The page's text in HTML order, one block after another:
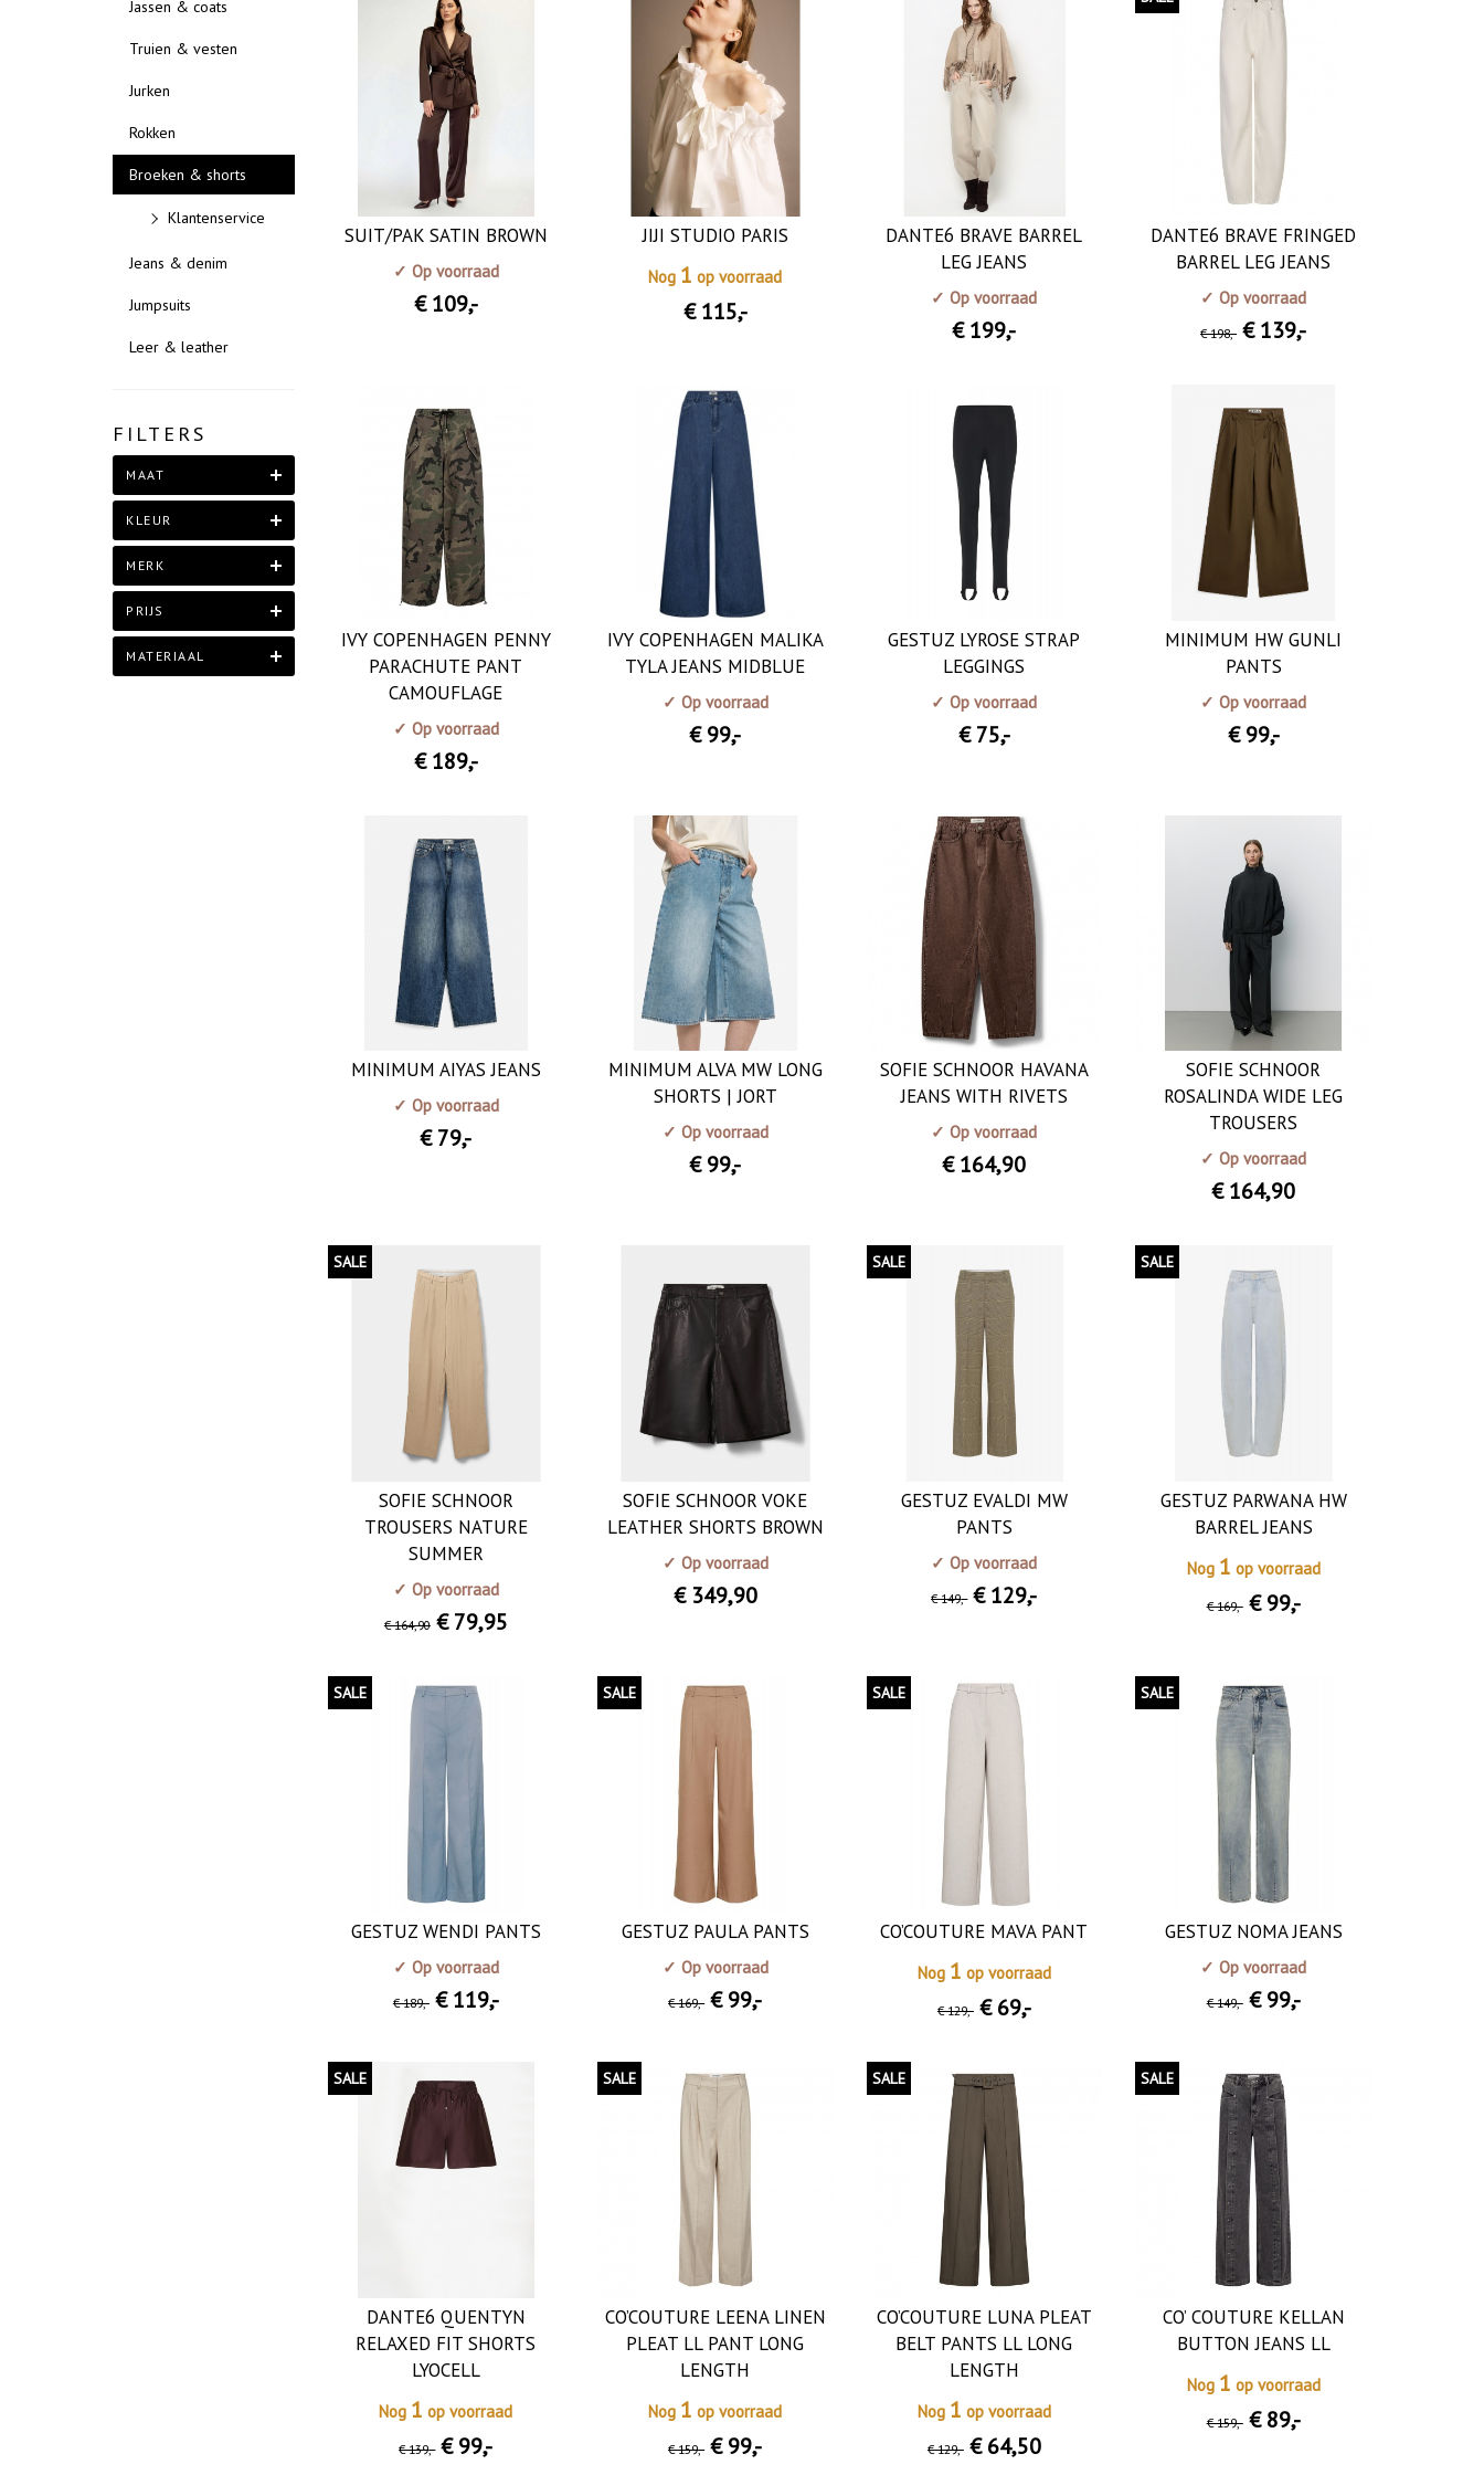
Jassen & coats
Truien & vesten
Jurken
Rokken
Broeken & shorts
Klantenservice
Jeans & denim
Jumpsuits
Leer & leather
FILTERS
MAAT
KLEUR
MERK
PRIJS
MATERIAAL
SUIT/PAK SATIN BROWN
✓ Op voorraad
€ 109,-
JIJI STUDIO PARIS
Nog 1 op voorraad
€ 115,-
DANTE6 BRAVE BARREL
LEG JEANS
✓ Op voorraad
€ 199,-
DANTE6 BRAVE FRINGED
BARREL LEG JEANS
✓ Op voorraad
€ 198,-€ 139,-
IVY COPENHAGEN PENNY
PARACHUTE PANT
CAMOUFLAGE
✓ Op voorraad
€ 189,-
IVY COPENHAGEN MALIKA
TYLA JEANS MIDBLUE
✓ Op voorraad
€ 99,-
GESTUZ LYROSE STRAP
LEGGINGS
✓ Op voorraad
€ 75,-
MINIMUM HW GUNLI
PANTS
✓ Op voorraad
€ 99,-
MINIMUM AIYAS JEANS
✓ Op voorraad
€ 79,-
MINIMUM ALVA MW LONG
SHORTS | JORT
✓ Op voorraad
€ 99,-
SOFIE SCHNOOR HAVANA
JEANS WITH RIVETS
✓ Op voorraad
€ 164,90
SOFIE SCHNOOR
ROSALINDA WIDE LEG
TROUSERS
✓ Op voorraad
€ 164,90
SALE
SOFIE SCHNOOR
TROUSERS NATURE
SUMMER
✓ Op voorraad
€ 164,90€ 79,95
SOFIE SCHNOOR VOKE
LEATHER SHORTS BROWN
✓ Op voorraad
€ 349,90
SALE
GESTUZ EVALDI MW
PANTS
✓ Op voorraad
€ 149,-€ 129,-
SALE
GESTUZ PARWANA HW
BARREL JEANS
Nog 1 op voorraad
€ 169,-€ 99,-
SALE
GESTUZ WENDI PANTS
✓ Op voorraad
€ 189,-€ 119,-
SALE
GESTUZ PAULA PANTS
✓ Op voorraad
€ 169,-€ 99,-
SALE
CO’COUTURE MAVA PANT
Nog 1 op voorraad
€ 129,-€ 69,-
SALE
GESTUZ NOMA JEANS
✓ Op voorraad
€ 149,-€ 99,-
SALE
DANTE6 QUENTYN
RELAXED FIT SHORTS
LYOCELL
Nog 1 op voorraad
€ 139,-€ 99,-
SALE
CO’COUTURE LEENA LINEN
PLEAT LL PANT LONG
LENGTH
Nog 1 op voorraad
€ 159,-€ 99,-
SALE
CO’COUTURE LUNA PLEAT
BELT PANTS LL LONG
LENGTH
Nog 1 op voorraad
€ 129,-€ 64,50
SALE
CO’ COUTURE KELLAN
BUTTON JEANS LL
Nog 1 op voorraad
€ 159,-€ 89,-